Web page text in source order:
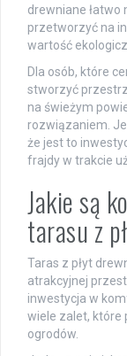
drewniane łatwo
przetworzyć na
wartość
Dla osób, które
stworzyć
na świeżym
rozwiązaniem.
że jest to
frajdy w trakcie
Jakie są
tarasu z
Taras z płyt
atrakcyjnej
inwestycja w
wiele zalet, które
ogrodów.